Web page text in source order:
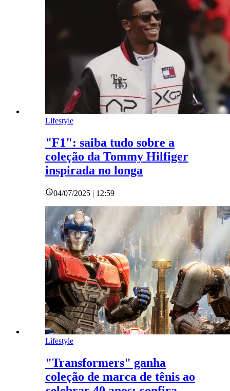
Lifestyle
"F1": saiba tudo sobre a
coleção da Tommy Hilfiger
inspirada no longa
04/07/2025 | 12:59
Lifestyle
"Transformers" ganha
coleção de marca de tênis ao